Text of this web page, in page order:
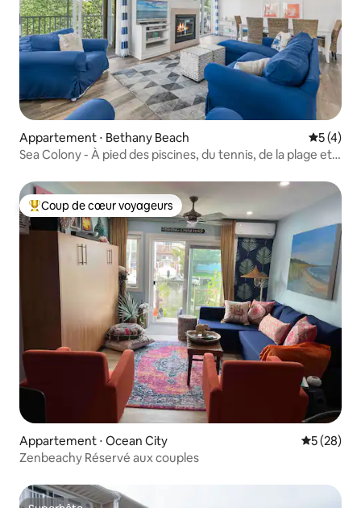
Appartement ⋅ Bethany Beach
5 (4)
Sea Colony - À pied des piscines, du tennis, de la plage et
Coups de cœur voyageurs les plus appréciés
Coup de cœur voyageurs
Appartement ⋅ Ocean City
5 (28)
Zenbeachy Réservé aux couples